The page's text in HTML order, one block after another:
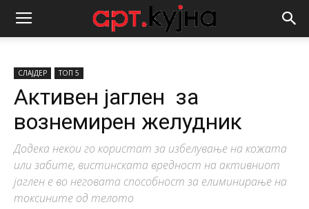
СЛАЈДЕР ТОП 5
Активен јаглен за
вознемирен желудник
Додека некои го користат за избелување на кожата
или забите, вистинската вредност на активниот
јаглен е во неговата способност за елиминирање на
токсините од телото